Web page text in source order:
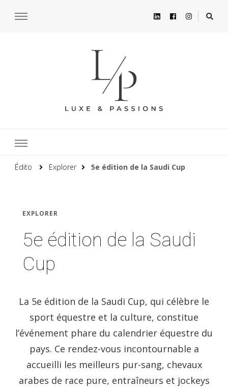
Édito Explorer 5e édition de la Saudi Cup
EXPLORER
5e édition de la Saudi
Cup
La 5e édition de la Saudi Cup, qui célèbre le
sport équestre et la culture, constitue
l’événement phare du calendrier équestre du
pays. Ce rendez-vous incontournable a
accueilli les meilleurs pur-sang, chevaux
arabes de race pure, entraîneurs et jockeys